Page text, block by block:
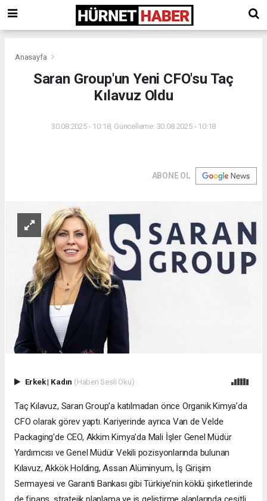
Anasayfa
Saran Group'un Yeni CFO'su Taç
Kılavuz Oldu
30.08.2025 - 10:18, Güncelleme: 30.08.2025 - 10:18
ABONE OL
Erkek| Kadın (Haberi Sesli Oku)
Taç Kılavuz, Saran Group’a katılmadan önce Organik Kimya’da
CFO olarak görev yaptı. Kariyerinde ayrıca Van de Velde
Packaging'de CEO, Akkim Kimya’da Mali İşler Genel Müdür
Yardımcısı ve Genel Müdür Vekili pozisyonlarında bulunan
Kılavuz, Akkök Holding, Assan Alüminyum, İş Girişim
Sermayesi ve Garanti Bankası gibi Türkiye’nin köklü şirketlerinde